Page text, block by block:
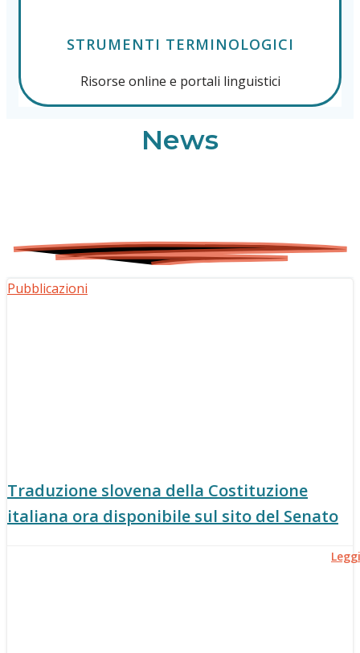
STRUMENTI TERMINOLOGICI
Risorse online e portali linguistici
News
Pubblicazioni
Traduzione slovena della Costituzione
italiana ora disponibile sul sito del Senato
Leggi